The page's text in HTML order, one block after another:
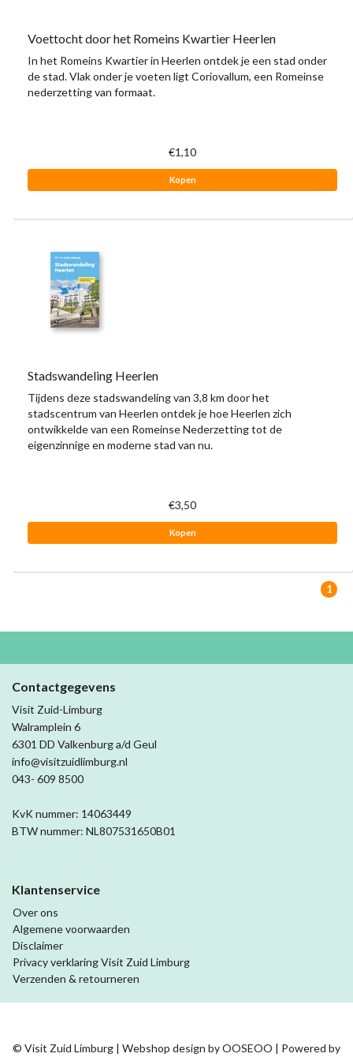
Voettocht door het Romeins Kwartier Heerlen
In het Romeins Kwartier in Heerlen ontdek je een stad onder
de stad. Vlak onder je voeten ligt Coriovallum, een Romeinse
nederzetting van formaat.
€1,10
Kopen
Stadswandeling Heerlen
Tijdens deze stadswandeling van 3,8 km door het
stadscentrum van Heerlen ontdek je hoe Heerlen zich
ontwikkelde van een Romeinse Nederzetting tot de
eigenzinnige en moderne stad van nu.
€3,50
Kopen
1
Contactgegevens
Visit Zuid-Limburg
Walramplein 6
6301 DD Valkenburg a/d Geul
info@visitzuidlimburg.nl
043- 609 8500
KvK nummer: 14063449
BTW nummer: NL807531650B01
Klantenservice
Over ons
Algemene voorwaarden
Disclaimer
Privacy verklaring Visit Zuid Limburg
Verzenden & retourneren
© Visit Zuid Limburg | Webshop design byOOSEOO | Powered by